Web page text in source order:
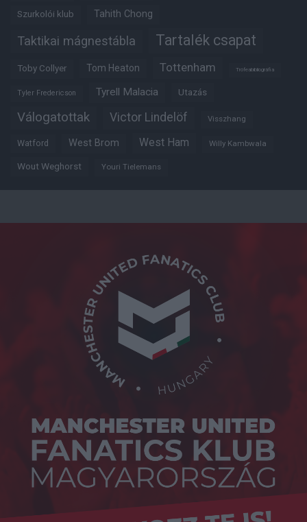
Szurkolói klub Tahith Chong
Taktikai mágnestábla Tartalék csapat
Toby Collyer Tom Heaton Tottenham Trófeabibliográfia
Tyler Fredericson Tyrell Malacia Utazás
Válogatottak Victor Lindelöf Visszhang
Watford West Brom West Ham Willy Kambwala
Wout Weghorst Youri Tielemans